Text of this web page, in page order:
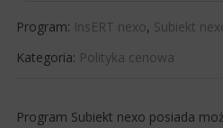
Program: InsERT nexo, Subiekt
Kategoria: Polityka cenowa
​Program Subiekt nexo posiada